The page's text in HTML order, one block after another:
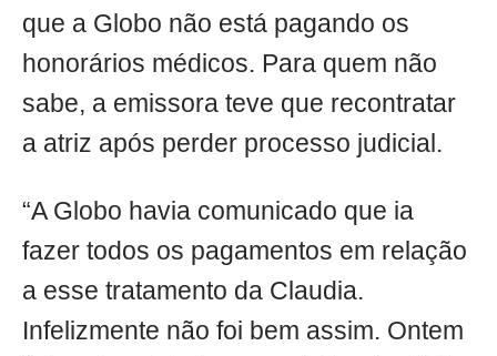
que a Globo não está pagando os
honorários médicos. Para quem não
sabe, a emissora teve que recontratar
a atriz após perder processo judicial.
“A Globo havia comunicado que ia
fazer todos os pagamentos em relação
a esse tratamento da Claudia.
Infelizmente não foi bem assim. Ontem